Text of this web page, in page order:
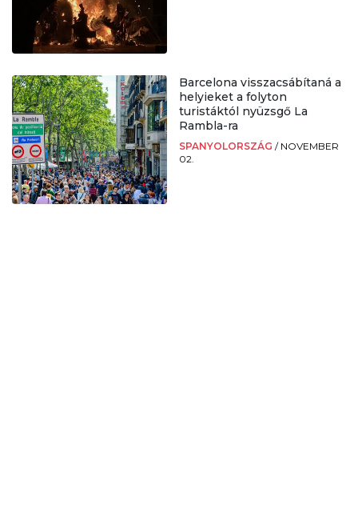
Barcelona visszacsábítaná a
helyieket a folyton
turistáktól nyüzsgő La
Rambla-ra
SPANYOLORSZÁG / NOVEMBER
02.